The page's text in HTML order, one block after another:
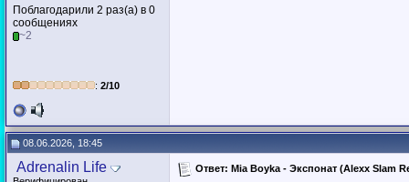
Поблагодарили 2 раз(а) в 0
сообщениях
~2
: 2/10
08.06.2026, 18:45
Adrenalin Life Ответ: Mia Boyka - Экспонат (Alexx Slam